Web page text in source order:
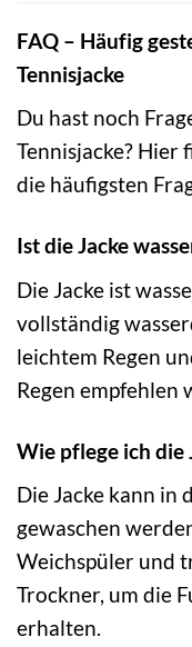
FAQ – Häufig
Tennisjacke
Du hast noch
Tennisjacke?
die häufigsten
Ist die Jacke
Die Jacke ist
vollständig
leichtem Regen
Regen empfehlen
Wie pflege ich die
Die Jacke kann in
gewaschen
Weichspüler und
Trockner, um die
erhalten.